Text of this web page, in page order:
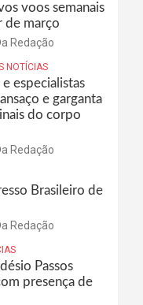
voos semanais
de março
Redação
NOTÍCIAS
especialistas
e garganta
do corpo
Redação
Brasileiro de
Redação
Passos
presença de